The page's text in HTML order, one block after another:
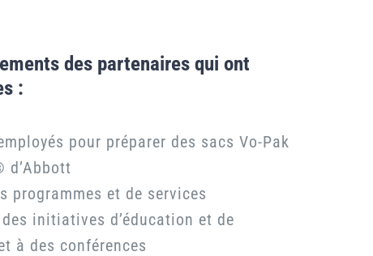
des partenaires qui ont
:
pour préparer des sacs Vo-Pak
d’Abbott
programmes et de services
initiatives d’éducation et de
à des conférences